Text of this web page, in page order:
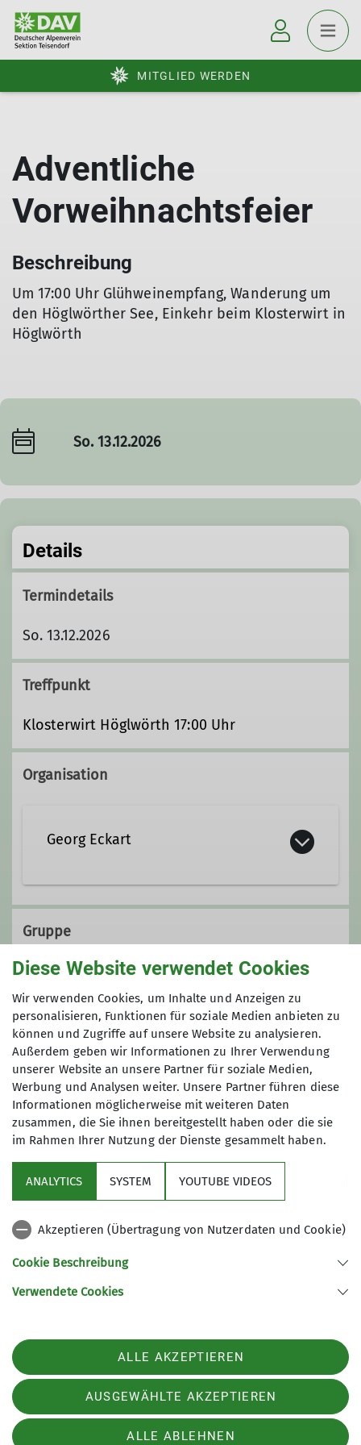
MITGLIED WERDEN
Adventliche
Vorweihnachtsfeier
Beschreibung
Um 17:00 Uhr Glühweinempfang, Wanderung um
den Höglwörther See, Einkehr beim Klosterwirt in
Höglwörth
So. 13.12.2026
Details
Termindetails
So. 13.12.2026
Treffpunkt
Klosterwirt Höglwörth 17:00 Uhr
Organisation
Georg Eckart
+49 8656 983933
+49 151 10741699
Qualifikationen
Trainer*in B Alpinklettern
Ämter
1. Vorsitzende*r
Gruppe
Sektion Teisendorf
wichtige Infos
Partner
83317 Teisendorf
Telefon +4986666177
Diese Website verwendet Cookies
Wir verwenden Cookies, um Inhalte und Anzeigen zu
personalisieren, Funktionen für soziale Medien anbieten zu
können und Zugriffe auf unsere Website zu analysieren.
Außerdem geben wir Informationen zu Ihrer Verwendung
unserer Website an unsere Partner für soziale Medien,
Werbung und Analysen weiter. Unsere Partner führen diese
Informationen möglicherweise mit weiteren Daten
zusammen, die Sie ihnen bereitgestellt haben oder die sie
im Rahmen Ihrer Nutzung der Dienste gesammelt haben.
ANALYTICS SYSTEM YOUTUBE VIDEOS
Akzeptieren (Übertragung von Nutzerdaten und Cookie)
Cookie Beschreibung
Verwendete Cookies
ALLE AKZEPTIEREN
AUSGEWÄHLTE AKZEPTIEREN
ALLE ABLEHNEN